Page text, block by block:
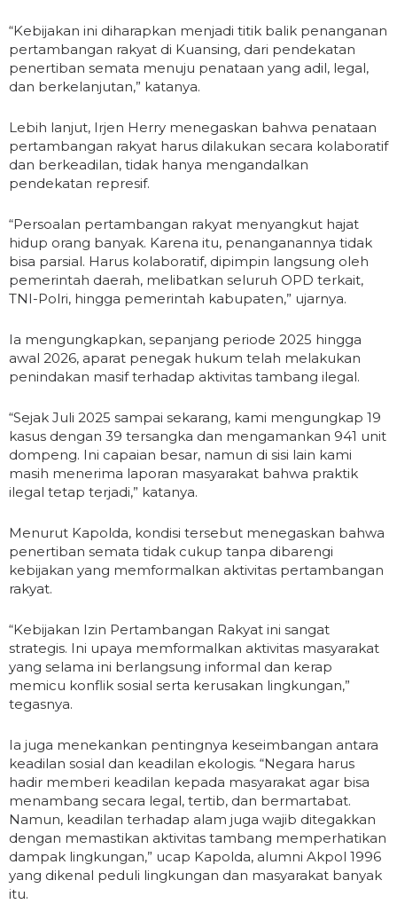
“Kebijakan ini diharapkan menjadi titik balik penanganan
pertambangan rakyat di Kuansing, dari pendekatan
penertiban semata menuju penataan yang adil, legal,
dan berkelanjutan,” katanya.
Lebih lanjut, Irjen Herry menegaskan bahwa penataan
pertambangan rakyat harus dilakukan secara kolaboratif
dan berkeadilan, tidak hanya mengandalkan
pendekatan represif.
“Persoalan pertambangan rakyat menyangkut hajat
hidup orang banyak. Karena itu, penanganannya tidak
bisa parsial. Harus kolaboratif, dipimpin langsung oleh
pemerintah daerah, melibatkan seluruh OPD terkait,
TNI-Polri, hingga pemerintah kabupaten,” ujarnya.
Ia mengungkapkan, sepanjang periode 2025 hingga
awal 2026, aparat penegak hukum telah melakukan
penindakan masif terhadap aktivitas tambang ilegal.
“Sejak Juli 2025 sampai sekarang, kami mengungkap 19
kasus dengan 39 tersangka dan mengamankan 941 unit
dompeng. Ini capaian besar, namun di sisi lain kami
masih menerima laporan masyarakat bahwa praktik
ilegal tetap terjadi,” katanya.
Menurut Kapolda, kondisi tersebut menegaskan bahwa
penertiban semata tidak cukup tanpa dibarengi
kebijakan yang memformalkan aktivitas pertambangan
rakyat.
“Kebijakan Izin Pertambangan Rakyat ini sangat
strategis. Ini upaya memformalkan aktivitas masyarakat
yang selama ini berlangsung informal dan kerap
memicu konflik sosial serta kerusakan lingkungan,”
tegasnya.
Ia juga menekankan pentingnya keseimbangan antara
keadilan sosial dan keadilan ekologis. “Negara harus
hadir memberi keadilan kepada masyarakat agar bisa
menambang secara legal, tertib, dan bermartabat.
Namun, keadilan terhadap alam juga wajib ditegakkan
dengan memastikan aktivitas tambang memperhatikan
dampak lingkungan,” ucap Kapolda, alumni Akpol 1996
yang dikenal peduli lingkungan dan masyarakat banyak
itu.